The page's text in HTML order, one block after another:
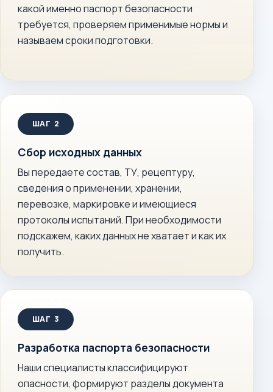
какой именно паспорт безопасности
требуется, проверяем применимые нормы и
называем сроки подготовки.
Сбор исходных данных
Вы передаете состав, ТУ, рецептуру,
сведения о применении, хранении,
перевозке, маркировке и имеющиеся
протоколы испытаний. При необходимости
подскажем, каких данных не хватает и как их
получить.
Разработка паспорта безопасности
Наши специалисты классифицируют
опасности, формируют разделы документа